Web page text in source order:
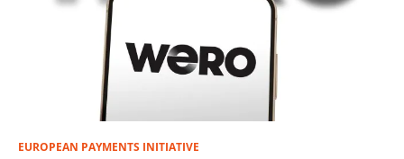
EUROPEAN PAYMENTS INITIATIVE